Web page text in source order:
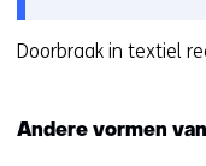
o
e
cookies
website
Doorbraak in textiel
Andere vormen